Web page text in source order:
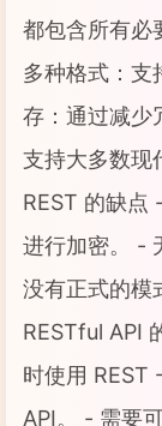
都包含所有必
多种格式：支
存：通过减少
支持大多数现
REST 的缺点
进行加密。 -
没有正式的模
RESTful API
时使用 REST
API。 - 需要